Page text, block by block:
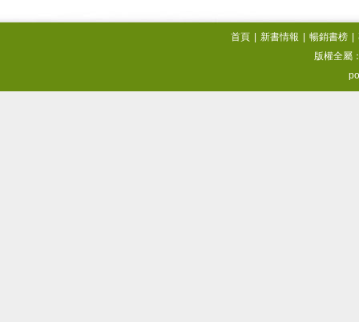
首頁 新書情報 暢銷書榜
版權全屬